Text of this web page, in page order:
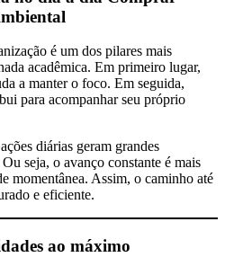
é um dos pilares mais
acadêmica. Em primeiro lugar,
a manter o foco. Em seguida,
para acompanhar seu próprio
diárias geram grandes
seja, o avanço constante é mais
momentânea. Assim, o caminho até
e eficiente.
ao máximo